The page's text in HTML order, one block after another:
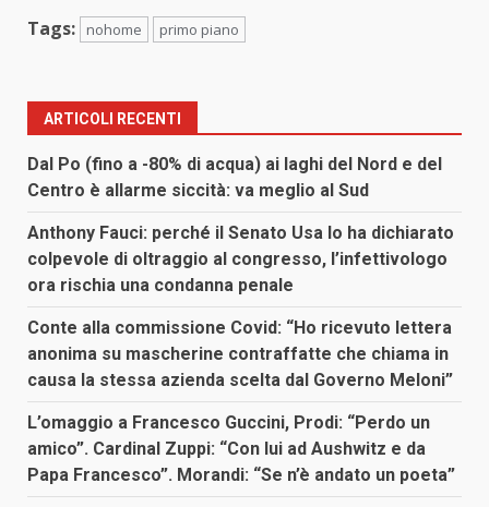
Tags: nohome primo piano
ARTICOLI RECENTI
Dal Po (fino a -80% di acqua) ai laghi del Nord e del
Centro è allarme siccità: va meglio al Sud
Anthony Fauci: perché il Senato Usa lo ha dichiarato
colpevole di oltraggio al congresso, l’infettivologo
ora rischia una condanna penale
Conte alla commissione Covid: “Ho ricevuto lettera
anonima su mascherine contraffatte che chiama in
causa la stessa azienda scelta dal Governo Meloni”
L’omaggio a Francesco Guccini, Prodi: “Perdo un
amico”. Cardinal Zuppi: “Con lui ad Aushwitz e da
Papa Francesco”. Morandi: “Se n’è andato un poeta”